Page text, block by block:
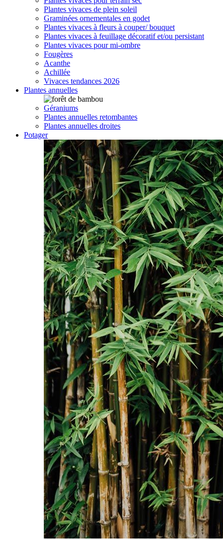
Plantes vivaces de plein soleil
Graminées ornementales en godet
Plantes vivaces à fleurs à couper/ bouquet
Plantes vivaces à feuillage décoratif et/ou persistant
Plantes vivaces pour mi-ombre
Fougères
Acanthe
Achillée
Vivaces tendances 2026
Plantes annuelles
Géraniums
Plantes annuelles retombantes
Plantes annuelles droites
Potager